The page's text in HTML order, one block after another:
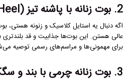
2. بوت زنانه با پاشنه تیز (Stiletto Heel)
اگه دنبال یه استایل کلاسیک و زنونه هستی،
عالی هستن. این بوت‌ها جذابیت و قد
برای مهمونی‌ها و مراسم‌های رسمی توصیه
3. بوت زنانه چرمی با بند و سگک